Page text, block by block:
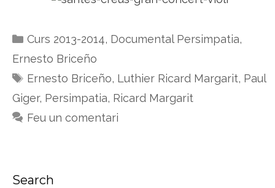
Categories
Curs 2013-2014, Documental Persimpatia,
Ernesto Briceño
Etiquetes
Ernesto Briceño, Luthier Ricard Margarit, Paul
Giger, Persimpatia, Ricard Margarit
Feu un comentari
Search